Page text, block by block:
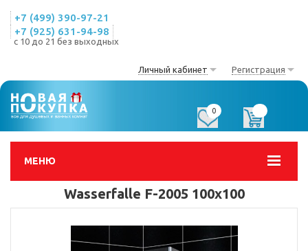
+7 (499) 390-97-21
+7 (925) 631-94-98
с 10 до 21 без выходных
Личный кабинет Регистрация
МЕНЮ
0
Wasserfalle F-2005 100х100